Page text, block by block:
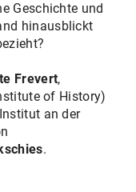
Geschichte und
hinausblickt
Frevert,
of History)
an der
.